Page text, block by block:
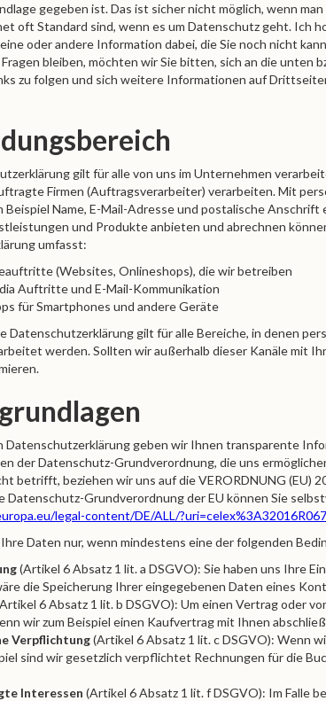
gegeben ist. Das ist sicher nicht möglich, wenn
oft Standard sind, wenn es um Datenschutz geht. Ich
oder andere Information dabei, die Sie noch nicht
bleiben, möchten wir Sie bitten, sich an die unten
zu folgen und sich weitere Informationen auf
gilt für alle von uns im Unternehmen
Firmen (Auftragsverarbeiter) verarbeiten. Mit
Beispiel Name, E-Mail-Adresse und postalische
und Produkte anbieten und abrechnen
umfasst:
(Websites, Onlineshops), die wir betreiben
Auftritte und E-Mail-Kommunikation
für Smartphones und andere Geräte
Datenschutzerklärung gilt für alle Bereiche, in denen
werden. Sollten wir außerhalb dieser Kanäle mit
Datenschutzerklärung geben wir Ihnen transparente
der Datenschutz-Grundverordnung, die uns
betrifft, beziehen wir uns auf die VERORDNUNG (EU)
Datenschutz-Grundverordnung der EU können Sie
legal-content/DE/ALL/
Daten nur, wenn mindestens eine der folgenden
(Artikel 6 Absatz 1 lit. a DSGVO): Sie haben uns Ihre
die Speicherung Ihrer eingegebenen Daten eines
6 Absatz 1 lit. b DSGVO): Um einen Vertrag oder
wir zum Beispiel einen Kaufvertrag mit Ihnen
Verpflichtung(Artikel 6 Absatz 1 lit. c DSGVO): Wenn
sind wir gesetzlich verpflichtet Rechnungen für die
Interessen (Artikel 6 Absatz 1 lit. f DSGVO): Im Falle